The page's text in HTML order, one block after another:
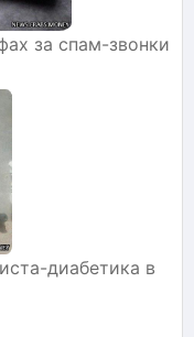
за спам-звонки
диабетика в